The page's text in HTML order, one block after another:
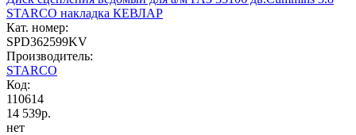
STARCO накладка КЕВЛАР
Кат. номер:
SPD362599KV
Производитель:
STARCO
Код:
110614
14 539р.
нет